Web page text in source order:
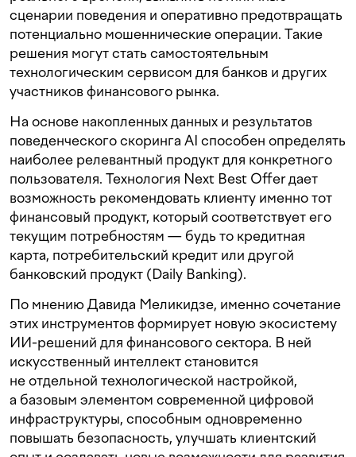
сценарии поведения и оперативно предотвращать
потенциально мошеннические операции. Такие
решения могут стать самостоятельным
технологическим сервисом для банков и других
участников финансового рынка.
На основе накопленных данных и результатов
поведенческого скоринга AI способен определять
наиболее релевантный продукт для конкретного
пользователя. Технология Next Best Offer дает
возможность рекомендовать клиенту именно тот
финансовый продукт, который соответствует его
текущим потребностям — будь то кредитная
карта, потребительский кредит или другой
банковский продукт (Daily Banking).
По мнению Давида Меликидзе, именно сочетание
этих инструментов формирует новую экосистему
ИИ-решений для финансового сектора. В ней
искусственный интеллект становится
не отдельной технологической настройкой,
а базовым элементом современной цифровой
инфраструктуры, способным одновременно
повышать безопасность, улучшать клиентский